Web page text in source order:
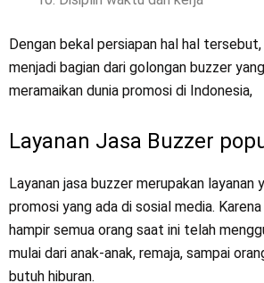
Dengan bekal persiapan hal hal
menjadi bagian dari golongan buzzer
meramaikan dunia promosi di Indonesia,
Layanan Jasa Buzzer
Layanan jasa buzzer merupakan layanan
promosi yang ada di sosial media.
hampir semua orang saat ini telah
mulai dari anak-anak, remaja, sampai
butuh hiburan.